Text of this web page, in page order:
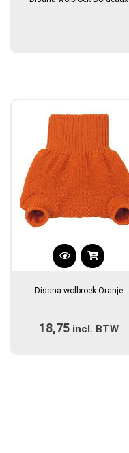
Dit
heeft
variaties.
Disana wolbroek Oranje
18,75 incl. BTW